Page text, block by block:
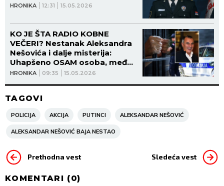
HRONIKA 12:31 15.05.2026
HRONIKA 09:35 15.05.2026
KO JE ŠTA RADIO KOBNE
VEČERI? Nestanak Aleksandra
Nešovića i dalje misterija:
Uhapšeno OSAM osoba, među
njima i žena - u lokalu nađene
TAGOVI
POLICIJA AKCIJA PUTINCI ALEKSANDAR NEŠOVIĆ
ALEKSANDAR NEŠOVIĆ BAJA NESTAO
Prethodna vest Sledeća vest
KOMENTARI (0)